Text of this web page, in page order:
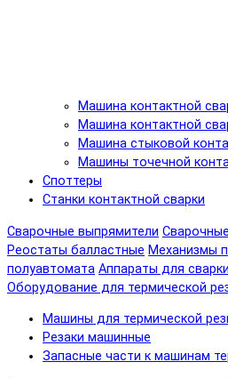
Машина контактной
Машина контактной
Машина стыковой
Машины точечной
Споттеры
Станки контактной сварки
Сварочные выпрямители
Реостаты балластные Механизмы
полуавтомата Аппараты для
Оборудование для термической
Машины для термической
Резаки машинные
Запасные части к машинам